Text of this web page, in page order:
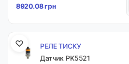
8920.08 грн
РЕЛЕ ТИСКУ
Датчик PK5521